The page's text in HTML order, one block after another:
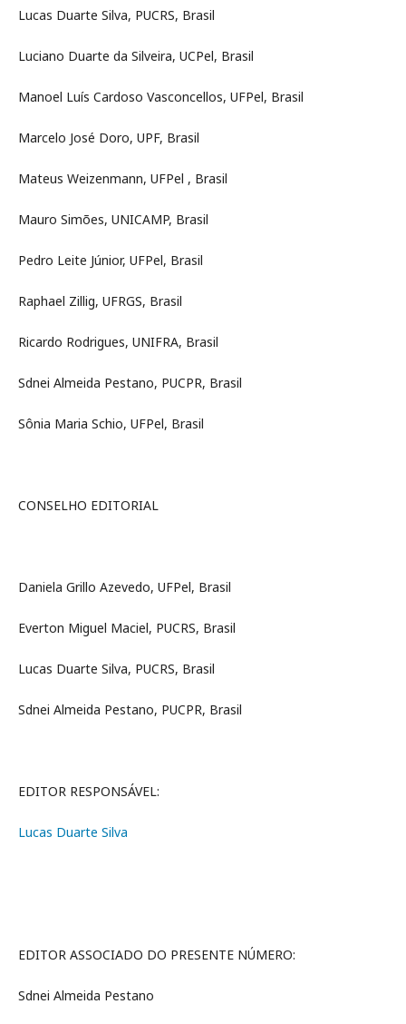
Lucas Duarte Silva, PUCRS, Brasil
Luciano Duarte da Silveira, UCPel, Brasil
Manoel Luís Cardoso Vasconcellos, UFPel, Brasil
Marcelo José Doro, UPF, Brasil
Mateus Weizenmann, UFPel , Brasil
Mauro Simões, UNICAMP, Brasil
Pedro Leite Júnior, UFPel, Brasil
Raphael Zillig, UFRGS, Brasil
Ricardo Rodrigues, UNIFRA, Brasil
Sdnei Almeida Pestano, PUCPR, Brasil
Sônia Maria Schio, UFPel, Brasil
CONSELHO EDITORIAL
Daniela Grillo Azevedo, UFPel, Brasil
Everton Miguel Maciel, PUCRS, Brasil
Lucas Duarte Silva, PUCRS, Brasil
Sdnei Almeida Pestano, PUCPR, Brasil
EDITOR RESPONSÁVEL:
Lucas Duarte Silva
EDITOR ASSOCIADO DO PRESENTE NÚMERO:
Sdnei Almeida Pestano